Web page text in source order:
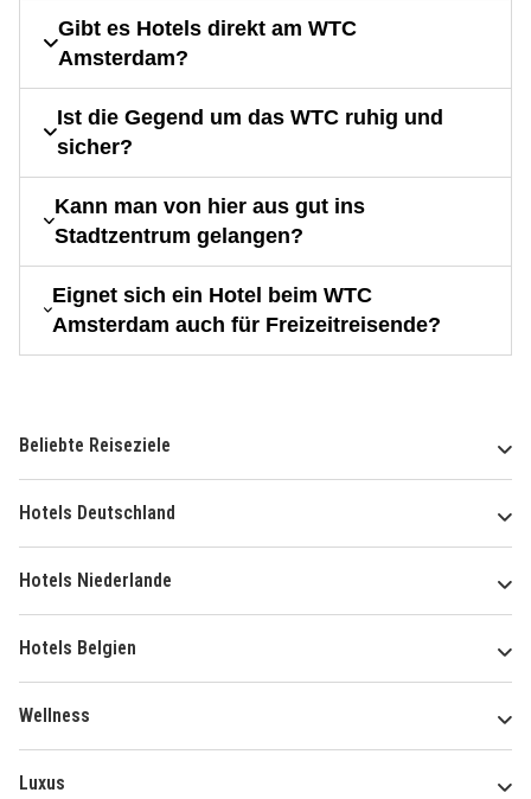
Gibt es Hotels direkt am WTC
Amsterdam?
Ist die Gegend um das WTC ruhig und
sicher?
Kann man von hier aus gut ins
Stadtzentrum gelangen?
Eignet sich ein Hotel beim WTC
Amsterdam auch für Freizeitreisende?
Beliebte Reiseziele
Hotels Deutschland
Hotels Niederlande
Hotels Belgien
Wellness
Luxus